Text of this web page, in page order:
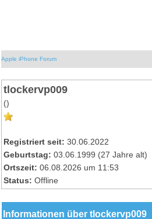
Apple iPhone Forum
tlockervp009
()
Registriert seit: 30.06.2022
Geburtstag: 03.06.1999 (27 Jahre alt)
Ortszeit: 06.08.2026 um 11:53
Status: Offline
Informationen über tlockervp009